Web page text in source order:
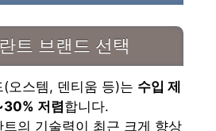
트 브랜드 선택
(오스템, 덴티움 등)는 수입 제
저렴합니다.
트의 기술력이 최근 크게 향상